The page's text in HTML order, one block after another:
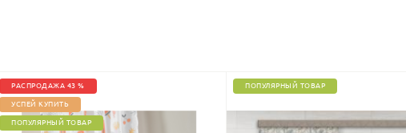
РАСПРОДАЖА 43 %
УСПЕЙ КУПИТЬ
ПОПУЛЯРНЫЙ ТОВАР
ПОПУЛЯРНЫЙ ТОВАР